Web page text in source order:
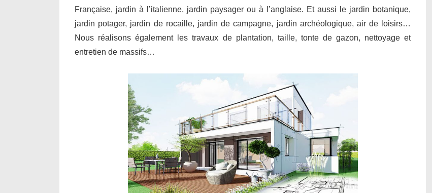
Française, jardin à l’italienne, jardin paysager ou à l’anglaise. Et aussi le jardin botanique,
jardin potager, jardin de rocaille, jardin de campagne, jardin archéologique, air de loisirs…
Nous réalisons également les travaux de plantation, taille, tonte de gazon, nettoyage et
entretien de massifs…